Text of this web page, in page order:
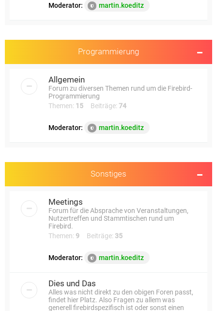
Moderator: martin.koeditz
Programmierung
Allgemein
Forum zu diversen Themen rund um die Firebird-
Programmierung
Themen: 15 Beiträge: 74
Moderator: martin.koeditz
Sonstiges
Meetings
Forum für die Absprache von Veranstaltungen,
Nutzertreffen und Stammtischen rund um
Firebird.
Themen: 9 Beiträge: 35
Moderator: martin.koeditz
Dies und Das
Alles was nicht direkt zu den obigen Foren passt,
findet hier Platz. Also Fragen zu allem was
generell firebirdspezifisch ist oder sonst einen